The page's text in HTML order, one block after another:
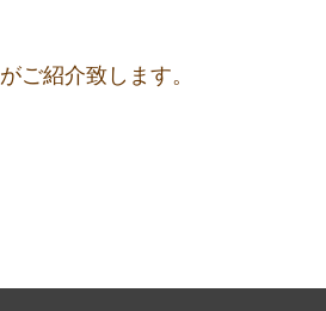
がご紹介致します。